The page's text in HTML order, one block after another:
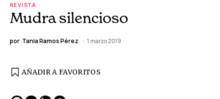
REVISTA
Mudra silencioso
por Tania Ramos Pérez 1 marzo 2019
AÑADIR A FAVORITOS